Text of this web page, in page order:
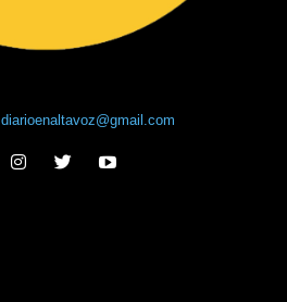
diarioenaltavoz@gmail.com